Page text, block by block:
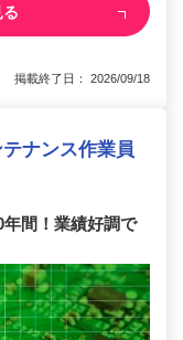
掲載終了日： 2026/09/18
ナンス作業員
間！業績好調で